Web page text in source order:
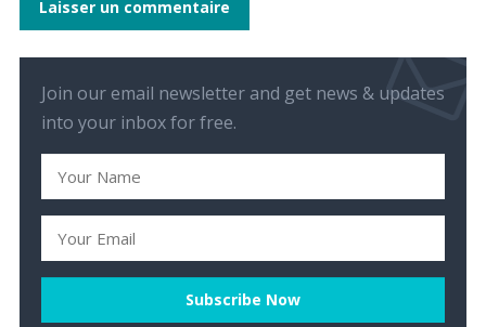
Join our email newsletter and get news & updates
into your inbox for free.